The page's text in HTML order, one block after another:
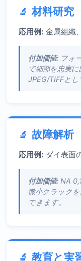
材料研究
応用例: 金属組織
付加価値: フォ
で細部を忠実
JPEG/TIFFとし
故障解析
応用例: ダイ表面
付加価値: NA
微小クラック
できます。
教育と実